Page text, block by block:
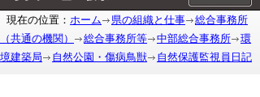
現在の位置： ホーム 県の組織と仕事
総合事務所
（共通の機関）
総合事務所等 中部総合事務所
環
境建築局
自然公園・傷病鳥獣 自然保護監視員日記